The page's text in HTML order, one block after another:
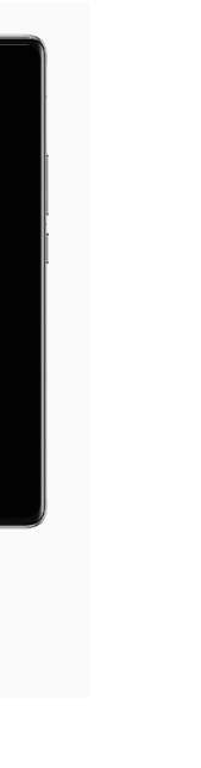
S50
iQOO 15T